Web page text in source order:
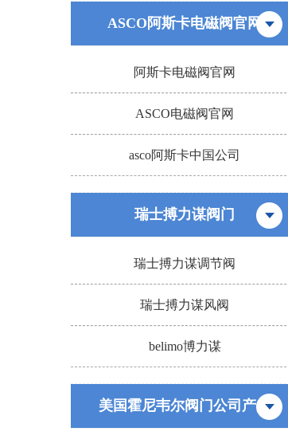
ASCO阿斯卡电磁阀官网
阿斯卡电磁阀官网
ASCO电磁阀官网
asco阿斯卡中国公司
瑞士搏力谋阀门
瑞士搏力谋调节阀
瑞士搏力谋风阀
belimo博力谋
美国霍尼韦尔阀门公司产品